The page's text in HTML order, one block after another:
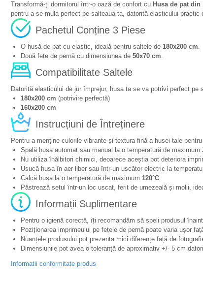
Transformă-ți dormitorul într-o oază de confort cu Husa de pat din
pentru a se mula perfect pe salteaua ta, datorită elasticului
Pachetul Conține 3 Piese
O husă de pat cu elastic, ideală pentru saltele de 180x200 cm.
Două fețe de pernă cu dimensiunea de 50x70 cm.
Compatibilitate Saltele
Datorită elasticului de jur împrejur, husa ta se va potrivi perfect pe
180x200 cm (potrivire perfectă)
160x200 cm
Instrucțiuni de Întreținere
Pentru a menține culorile vibrante și textura fină a husei tale
Spală husa automat sau manual la o temperatură de maximum
Nu utiliza înălbitori chimici, deoarece aceștia pot deteriora
Usucă husa în aer liber sau într-un uscător electric la
Calcă husa la o temperatură de maximum 120°C.
Păstrează setul într-un loc uscat, ferit de umezeală și molii,
Informații Suplimentare
Pentru o igienă corectă, îți recomandăm să speli produsul
Poziționarea imprimeului pe fețele de pernă poate varia ușor
Nuanțele produsului pot prezenta mici diferențe față de
Dimensiunile pot avea o toleranță de aproximativ +/- 5 cm
Informatii conformitate produs